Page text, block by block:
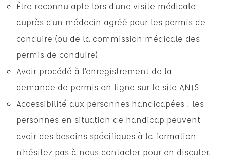
Être reconnu apte lors d’une visite médicale
auprès d’un médecin agréé pour les permis de
conduire (ou de la commission médicale des
permis de conduire)
Avoir procédé à l’enregistrement de la
demande de permis en ligne sur le site ANTS
Accessibilité aux personnes handicapées : les
personnes en situation de handicap peuvent
avoir des besoins spécifiques à la formation
n’hésitez pas à nous contacter pour en discuter.